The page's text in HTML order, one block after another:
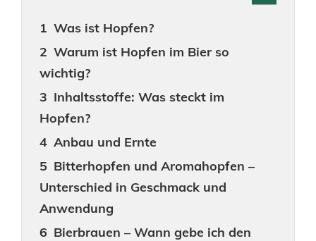
Was ist Hopfen?
Warum ist Hopfen im Bier so
wichtig?
Inhaltsstoffe: Was steckt im
Hopfen?
Anbau und Ernte
Bitterhopfen und Aromahopfen –
Unterschied in Geschmack und
Anwendung
Bierbrauen – Wann gebe ich den